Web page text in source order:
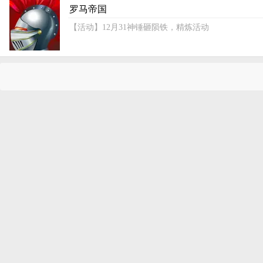
罗马帝国
【活动】12月31神锤砸陨铁，精炼活动